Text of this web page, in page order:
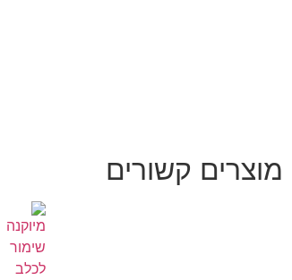
מוצרים קשורים